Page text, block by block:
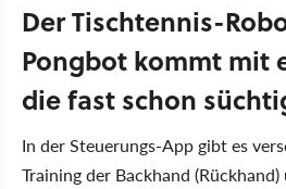
Der Tischtennis-
Pongbot kommt mit
die fast schon
In der Steuerungs-App gibt es
Training der Backhand